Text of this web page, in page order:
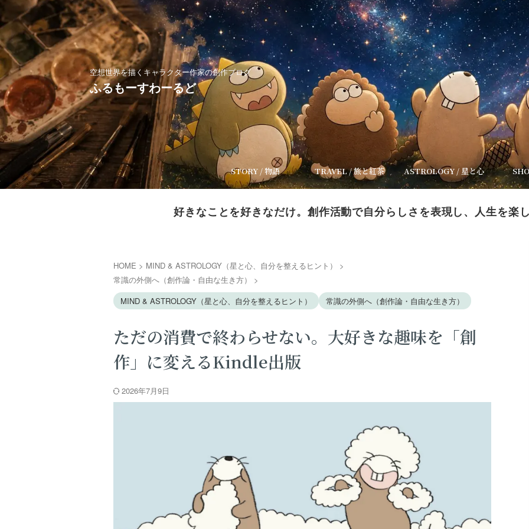
空想世界を描くキャラクター作家の創作ブログ
ふるもーすわーるど
STORY / 物語 TRAVEL / 旅と紅茶 ASTROLOGY / 星と心
好きなことを好きなだけ。創作活動で自分らしさを表現し、人生を楽
HOME > MIND & ASTROLOGY（星と心、自分を整えるヒント）
>
常識の外側へ（創作論・自由な生き方）
>
MIND & ASTROLOGY（星と心、自分を整えるヒント）
常識の外側へ（創作論・自由な生き方）
ただの消費で終わらせない。大好きな趣味を「創
作」に変えるKindle出版
2026年7月9日